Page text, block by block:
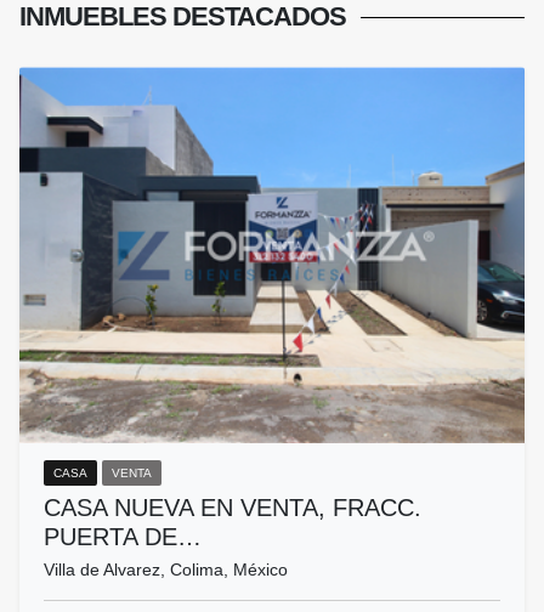
INMUEBLES DESTACADOS
CASA VENTA
CASA NUEVA EN VENTA, FRACC.
PUERTA DE…
Villa de Alvarez, Colima, México